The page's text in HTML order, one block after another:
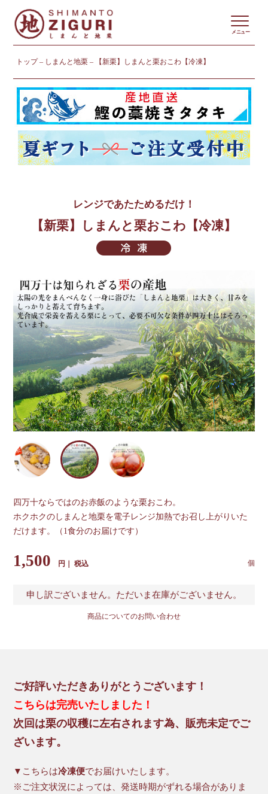
トップ しまんと地栗 【新栗】しまんと栗おこわ【冷凍】
メニュー
レンジであたためるだけ！
【新栗】しまんと栗おこわ【冷凍】
四万十ならではのお赤飯のような栗おこわ。
ホクホクのしまんと地栗を電子レンジ加熱でお召し上がりいた
だけます。（1食分のお届けです）
1,500 税込
申し訳ございません。ただいま在庫がございません。
商品についてのお問い合わせ
ご好評いただきありがとうございます！
こちらは完売いたしました！
次回は栗の収穫に左右されます為、販売未定でご
ざいます。
▼こちらは冷凍便でお届けいたします。
※ご注文状況によっては、発送時期がずれる場合がありま